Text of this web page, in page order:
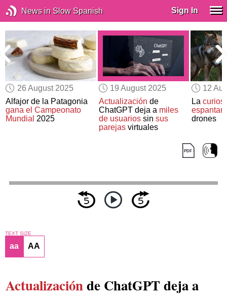
News in Slow Spanish Sign In
26 August 2025
Alfajor de la Patagonia
gana el Campeonato
Mundial 2025
19 August 2025
Actualización de
ChatGPT deja a miles
de usuariossin sus
parejasvirtuales
12
La
espantar
drones
TEXT SIZE
aa AA
Actualizaciónde ChatGPT deja a